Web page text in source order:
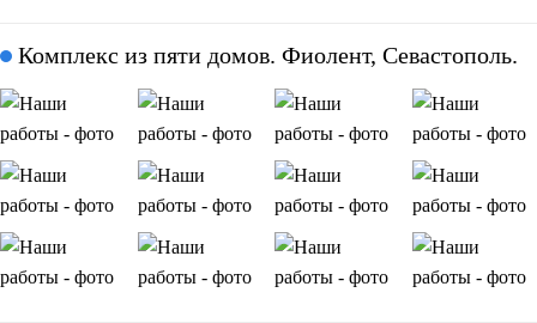
Комплекс из пяти домов. Фиолент, Севастополь.